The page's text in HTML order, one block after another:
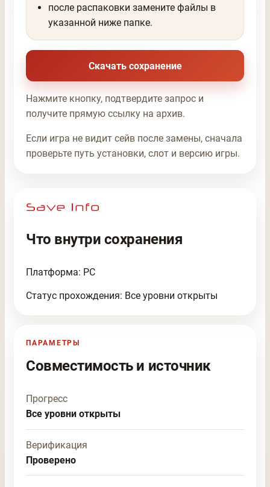
после распаковки замените файлы в
указанной ниже папке.
Скачать сохранение
Нажмите кнопку, подтвердите запрос и
получите прямую ссылку на архив.
Если игра не видит сейв после замены, сначала
проверьте путь установки, слот и версию игры.
Что внутри сохранения
Платформа: PC
Статус прохождения: Все уровни открыты
ПАРАМЕТРЫ
Совместимость и источник
Прогресс
Все уровни открыты
Верификация
Проверено